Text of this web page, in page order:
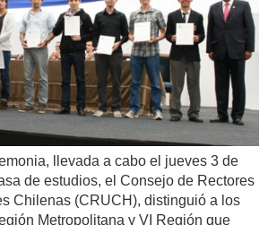
llevada a cabo el jueves 3 de
de estudios, el Consejo de Rectores
Chilenas (CRUCH), distinguió a los
Metropolitana y VI Región que